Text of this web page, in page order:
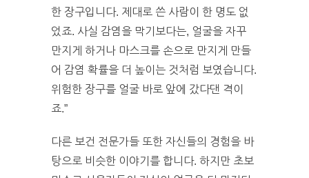
한 장구입니다. 제대로 쓴 사람이 한 명도 없
었죠. 사실 감염을 막기보다는, 얼굴을 자꾸
만지게 하거나 마스크를 손으로 만지게 만들
어 감염 확률을 더 높이는 것처럼 보였습니다.
위험한 장구를 얼굴 바로 앞에 갔다댄 격이
죠.”
다른 보건 전문가들 또한 자신들의 경험을 바
탕으로 비슷한 이야기를 합니다. 하지만 초보